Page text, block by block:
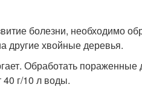
болезни, необходимо
другие хвойные деревья.
Обработать
40 г/10 л воды.